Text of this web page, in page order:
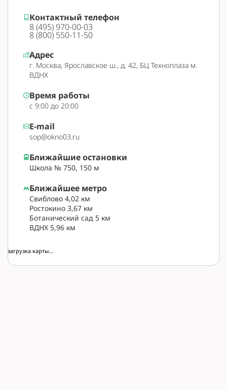
Контактный телефон
8 (495) 970-00-03
8 (800) 550-11-50
Адрес
г. Москва, Ярославское ш., д. 42, БЦ Техноплаза м.
ВДНХ
Время работы
с 9:00 до 20:00
E-mail
sop@okno03.ru
Ближайшее метро
Свиблово 4,02 км
Ростокино 3,67 км
Ботанический сад 5 км
ВДНХ 5,96 км
Ближайшие остановки
Школа № 750, 150 м
загрузка карты...